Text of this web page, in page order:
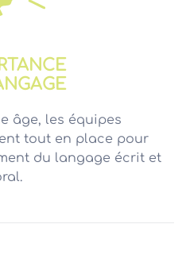
âge, les équipes
tout en place pour
du langage écrit et